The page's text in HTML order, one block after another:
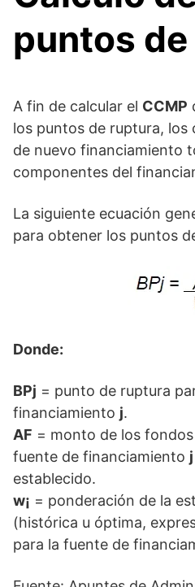
puntos
A fin de calcular el CCMP
los puntos de ruptura, los
de nuevo financiamiento
componentes del
La siguiente ecuación
para obtener los puntos
Donde:
BPj = punto de ruptura
financiamiento j.
AF = monto de los
fuente de financiamiento j
establecido.
w¡ = ponderación de la
(histórica u óptima,
para la fuente de